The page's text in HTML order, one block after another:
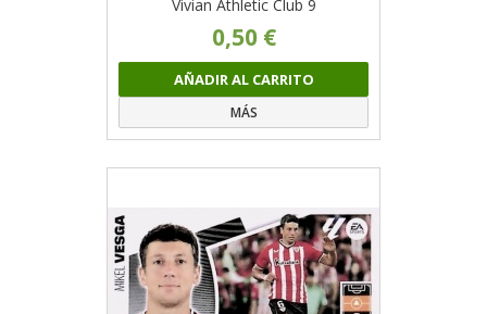
Vivian Athletic Club 9
0,50 €
AÑADIR AL CARRITO
MÁS